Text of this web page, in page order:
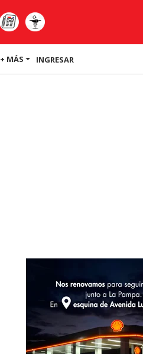
+ MÁS INGRESAR